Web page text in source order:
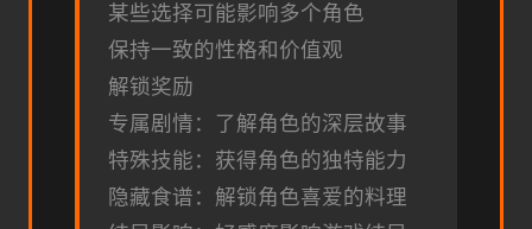
某些选择可能影响多个角色
保持一致的性格和价值观
解锁奖励
专属剧情：了解角色的深层故事
特殊技能：获得角色的独特能力
隐藏食谱：解锁角色喜爱的料理